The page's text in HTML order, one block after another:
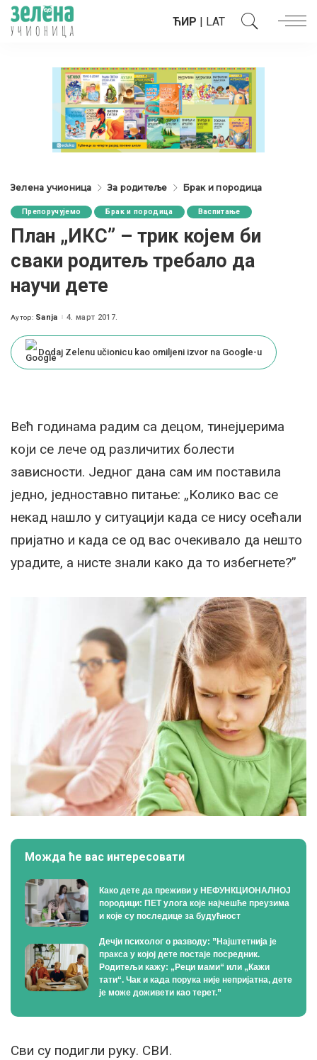
ЋИР | LAT
Зелена учионица За родитеље Брак и породица
Препоручујемо Брак и породица Васпитање
План „ИКС” – трик којем би
сваки родитељ требало да
научи дете
Posted
Аутор: Sanja 4. март 2017.
Dodaj Zelenu učionicu kao omiljeni izvor na Google-u
Већ годинама радим са децом, тинејџерима
који се лече од различитих болести
зависности. Једног дана сам им поставила
једно, једноставно питање: „Колико вас се
некад нашло у ситуацији када се нису осећали
пријатно и када се од вас очекивало да нешто
урадите, а нисте знали како да то избегнете?”
Можда ће вас интересовати
Како дете да преживи у НЕФУНКЦИОНАЛНОЈ
породици: ПЕТ улога које најчешће преузима
и које су последице за будућност
Дечји психолог о разводу: ”Најштетнија је
пракса у којој дете постаје посредник.
Родитељи кажу: „Реци мами“ или „Кажи
тати“. Чак и када порука није непријатна, дете
је може доживети као терет.”
Сви су подигли руку. СВИ.